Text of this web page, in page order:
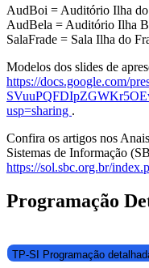
AudBoi = Auditório Ilha
AudBela = Auditório Ilha
SalaFrade = Sala Ilha do
Modelos dos slides de
https://docs.google.com/
usp=sharing .
Confira os artigos nos
Sistemas de Informação
https://sol.sbc.org.br/
Programação
TP-SI Programação